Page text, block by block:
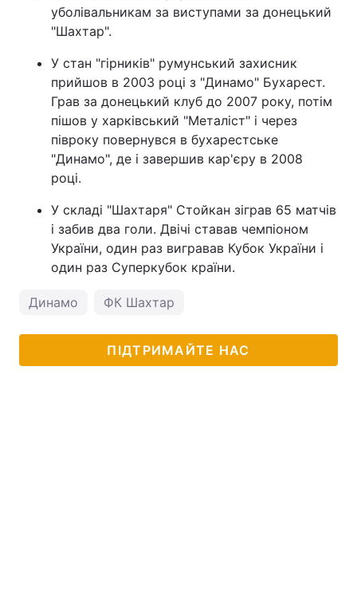
уболівальникам за виступами за донецький
"Шахтар".
У стан "гірників" румунський захисник
прийшов в 2003 році з "Динамо" Бухарест.
Грав за донецький клуб до 2007 року, потім
пішов у харківський "Металіст" і через
півроку повернувся в бухарестське
"Динамо", де і завершив кар'єру в 2008
році.
У складі "Шахтаря" Стойкан зіграв 65 матчів
і забив два голи. Двічі ставав чемпіоном
України, один раз вигравав Кубок України і
один раз Суперкубок країни.
Динамо ФК Шахтар
ПІДТРИМАЙТЕ НАС